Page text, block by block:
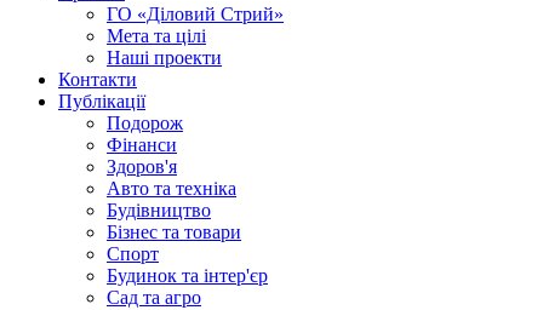
ГО «Діловий Стрий»
Мета та цілі
Наші проекти
Контакти
Публікації
Подорож
Фінанси
Здоров'я
Авто та техніка
Будівництво
Бізнес та товари
Спорт
Будинок та інтер'єр
Сад та агро